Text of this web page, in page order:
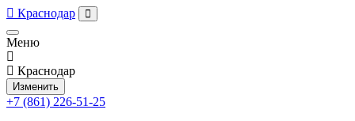
Краснодар
Меню
Краснодар
Изменить
+7 (861) 226-51-25